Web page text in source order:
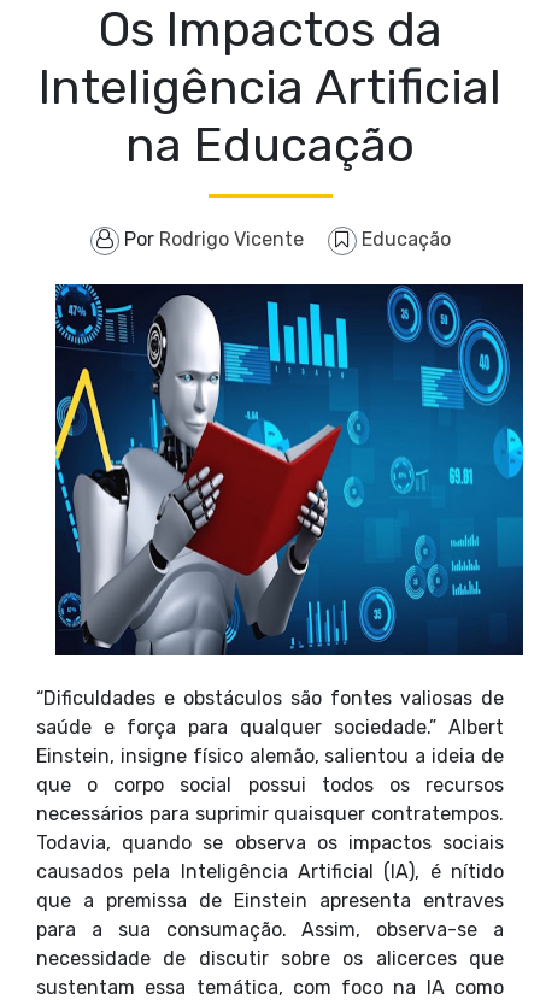
Os Impactos da
Inteligência Artificial
na Educação
Por Rodrigo Vicente Educação
“Dificuldades e obstáculos são fontes valiosas de
saúde e força para qualquer sociedade.” Albert
Einstein, insigne físico alemão, salientou a ideia de
que o corpo social possui todos os recursos
necessários para suprimir quaisquer contratempos.
Todavia, quando se observa os impactos sociais
causados pela Inteligência Artificial (IA), é nítido
que a premissa de Einstein apresenta entraves
para a sua consumação. Assim, observa-se a
necessidade de discutir sobre os alicerces que
sustentam essa temática, com foco na IA como